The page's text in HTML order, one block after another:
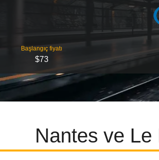
Başlangıç ​​fiyatı
$73
Nantes ve Le